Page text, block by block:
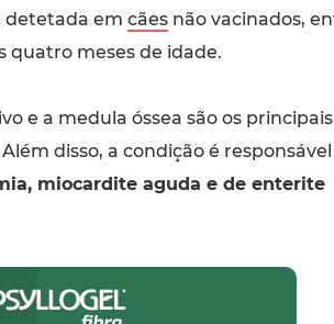
em cãesnão vacinados,
quatro meses de idade.
e a medula óssea são os
disso, a condição é
miocardite aguda e de enterite